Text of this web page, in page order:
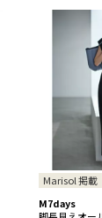
Marisol 掲載
M7days